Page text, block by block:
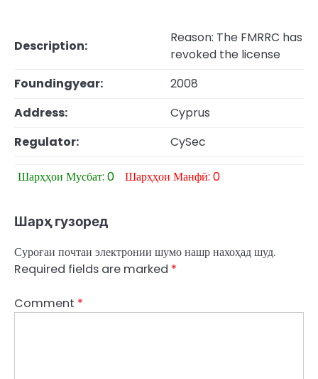
Description:
Reason: The FMRRC has
revoked the license
Foundingyear:
2008
Address:
Cyprus
Regulator:
CySec
Шарҳҳои Мусбат: 0 Шарҳҳои Манфӣ: 0
Шарҳ гузоред
Суроғаи почтаи электронии шумо нашр нахоҳад шуд.
Required fields are marked *
Comment *